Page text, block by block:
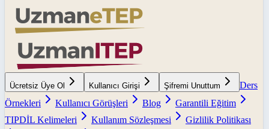
Ücretsiz Üye Ol Kullanıcı Girişi Şifremi Unuttum
Ders
Örnekleri
Kullanıcı Görüşleri Blog
Garantili Eğitim
TIPDİL Kelimeleri
Kullanım Sözleşmesi
Gizlilik Politikası